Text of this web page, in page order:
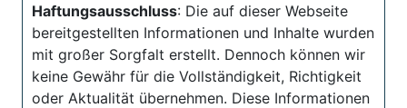
Haftungsausschluss: Die auf dieser Webseite
bereitgestellten Informationen und Inhalte wurden
mit großer Sorgfalt erstellt. Dennoch können wir
keine Gewähr für die Vollständigkeit, Richtigkeit
oder Aktualität übernehmen. Diese Informationen